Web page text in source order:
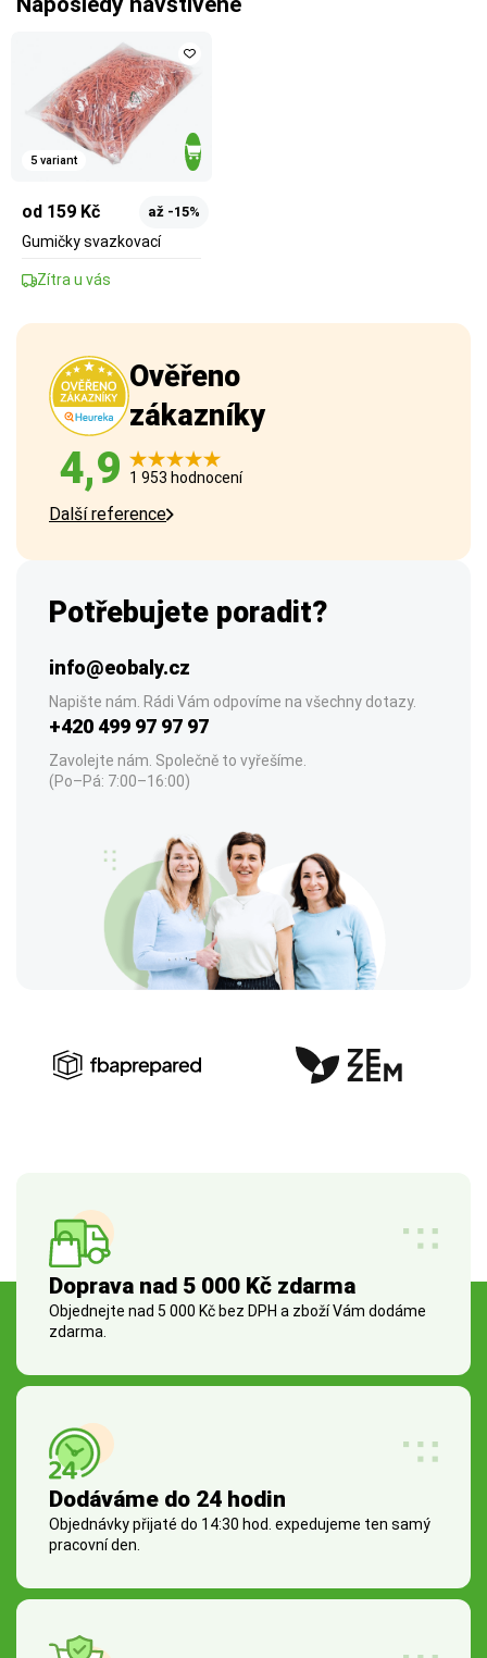
5 variant
od 159 Kč až -15%
Gumičky svazkovací
Zítra u vás
Ověřeno
zákazníky
4,9 1 953 hodnocení
Další reference
Potřebujete poradit?
info@eobaly.cz
Napište nám. Rádi Vám odpovíme na všechny dotazy.
+420 499 97 97 97
Zavolejte nám. Společně to vyřešíme.
(Po–Pá: 7:00–16:00)
Doprava nad 5 000 Kč zdarma
Objednejte nad 5 000 Kč bez DPH a zboží Vám dodáme
zdarma.
Dodáváme do 24 hodin
Objednávky přijaté do 14:30 hod. expedujeme ten samý
pracovní den.